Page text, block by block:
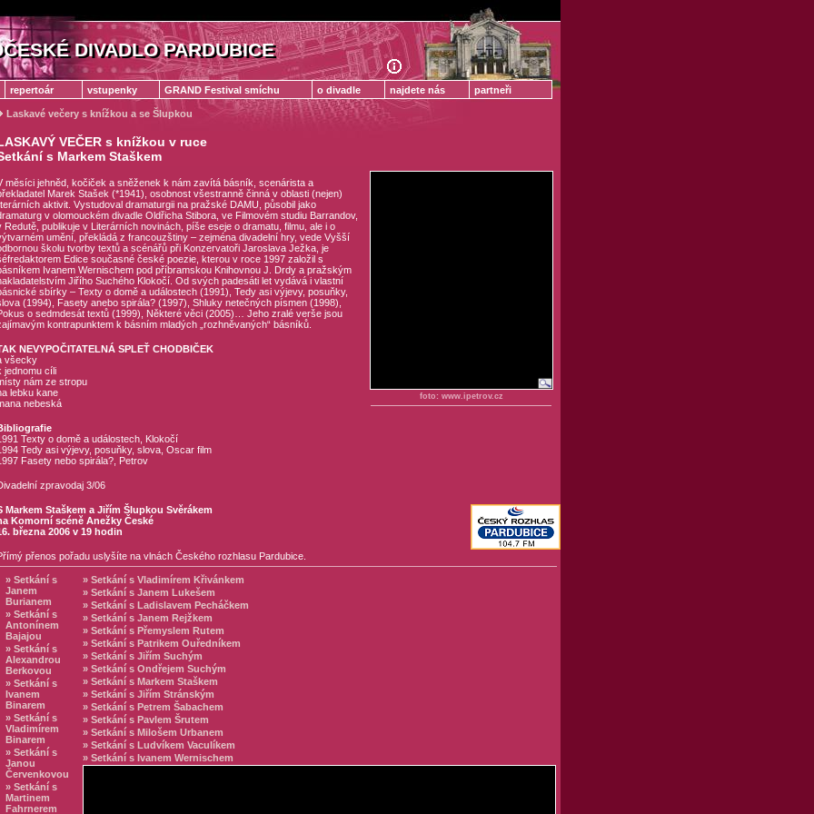
DIVADLO PARDUBICE
DIVADLO PARDUBICE
repertoár vstupenky GRAND Festival smíchu o divadle najdete nás partneři
Laskavé večery s knížkou a se Šlupkou
VEČER s knížkou v ruce
s Markem Staškem
foto: www.ipetrov.cz
měsíci jehněd, kočiček a sněženek k nám zavítá básník, scenárista a
Marek Stašek (*1941), osobnost všestranně činná v oblasti (nejen)
aktivit. Vystudoval dramaturgii na pražské DAMU, působil jako
v olomouckém divadle Oldřicha Stibora, ve Filmovém studiu Barrandov,
Redutě, publikuje v Literárních novinách, píše eseje o dramatu, filmu, ale i o
umění, překládá z francouzštiny – zejména divadelní hry, vede Vyšší
školu tvorby textů a scénářů při Konzervatoři Jaroslava Ježka, je
Edice současné české poezie, kterou v roce 1997 založil s
Ivanem Wernischem pod příbramskou Knihovnou J. Drdy a pražským
Jiřího Suchého Klokočí. Od svých padesáti let vydává i vlastní
sbírky – Texty o domě a událostech (1991), Tedy asi výjevy, posuňky,
(1994), Fasety anebo spirála? (1997), Shluky netečných písmen (1998),
o sedmdesát textů (1999), Některé věci (2005)… Jeho zralé verše jsou
kontrapunktem k básním mladých „rozhněvaných“ básníků.
NEVYPOČITATELNÁ SPLEŤ CHODBIČEK
všecky
jednomu cíli
nám ze stropu
lebku kane
nebeská
Texty o domě a událostech, Klokočí
Tedy asi výjevy, posuňky, slova, Oscar film
Fasety nebo spirála?, Petrov
zpravodaj 3/06
Markem Staškem a Jiřím Šlupkou Svěrákem
Komorní scéně Anežky České
března 2006 v 19 hodin
přenos pořadu uslyšíte na vlnách Českého rozhlasu Pardubice.
» Setkání s
Janem
Burianem
» Setkání s
Antonínem
Bajajou
» Setkání s
Alexandrou
Berkovou
» Setkání s
Ivanem
Binarem
» Setkání s
Vladimírem
Binarem
» Setkání s
Janou
Červenkovou
» Setkání s
Martinem
Fahrnerem
» Setkání s Vladimírem Křivánkem
» Setkání s Janem Lukešem
» Setkání s Ladislavem Pecháčkem
» Setkání s Janem Rejžkem
» Setkání s Přemyslem Rutem
» Setkání s Patrikem Ouředníkem
» Setkání s Jiřím Suchým
» Setkání s Ondřejem Suchým
» Setkání s Markem Staškem
» Setkání s Jiřím Stránským
» Setkání s Petrem Šabachem
» Setkání s Pavlem Šrutem
» Setkání s Milošem Urbanem
» Setkání s Ludvíkem Vaculíkem
» Setkání s Ivanem Wernischem